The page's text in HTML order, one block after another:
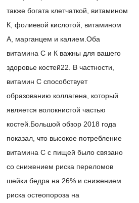
также богата клетчаткой, витамином
К, фолиевой кислотой, витамином
А, марганцем и калием. Оба
витамина С и К важны для вашего
здоровье костей22 . В частности,
витамин С способствует
образованию коллагена, который
является волокнистой частью
костей. Большой обзор 2018 года
показал, что высокое потребление
витамина С с пищей было связано
со снижением риска переломов
шейки бедра на 26% и снижением
риска остеопороза на